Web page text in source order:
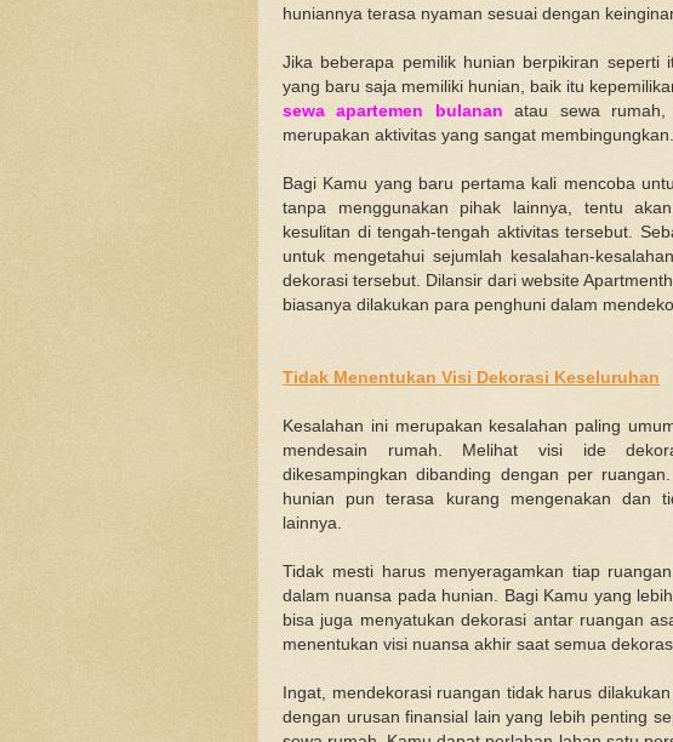
huniannya terasa nyaman sesuai dengan
Jika beberapa pemilik hunian berpikiran seperti
yang baru saja memiliki hunian, baik itu
sewa apartemen bulanan atau sewa rumah,
merupakan aktivitas yang sangat membingungkan.
Bagi Kamu yang baru pertama kali mencoba
tanpa menggunakan pihak lainnya, tentu
kesulitan di tengah-tengah aktivitas tersebut.
untuk mengetahui sejumlah kesalahan-
dekorasi tersebut. Dilansir dari website
biasanya dilakukan para penghuni dalam
Tidak Menentukan Visi Dekorasi Keseluruhan
Kesalahan ini merupakan kesalahan paling
mendesain rumah. Melihat visi ide
dikesampingkan dibanding dengan per
hunian pun terasa kurang mengenakan dan
lainnya.
Tidak mesti harus menyeragamkan tiap
dalam nuansa pada hunian. Bagi Kamu yang
bisa juga menyatukan dekorasi antar ruangan
menentukan visi nuansa akhir saat semua
Ingat, mendekorasi ruangan tidak harus
dengan urusan finansial lain yang lebih penting